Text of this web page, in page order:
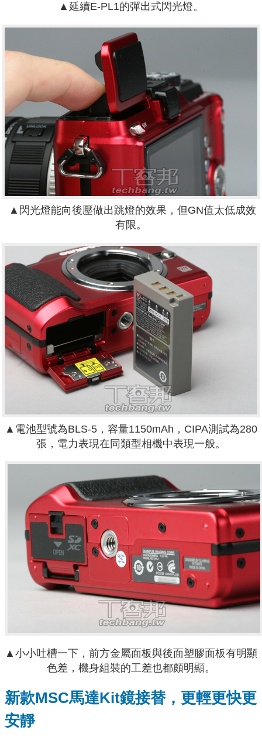
▲延續E-PL1的彈出式閃光燈。
▲閃光燈能向後壓做出跳燈的效果，但GN值太低成效
有限。
▲電池型號為BLS-5，容量1150mAh，CIPA測試為280
張，電力表現在同類型相機中表現一般。
▲小小吐槽一下，前方金屬面板與後面塑膠面板有明顯
色差，機身組裝的工差也都頗明顯。
新款MSC馬達Kit鏡接替，更輕更快更
安靜